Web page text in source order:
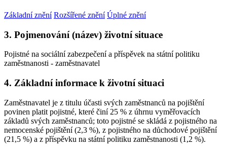
Základní znění Rozšířené znění Úplné znění
3. Pojmenování (název) životní situace
Pojistné na sociální zabezpečení a příspěvek na státní politiku
zaměstnanosti - zaměstnavatel
4. Základní informace k životní situaci
Zaměstnavatel je z titulu účasti svých zaměstnanců na pojištění
povinen platit pojistné, které činí 25 % z úhrnu vyměřovacích
základů svých zaměstnanců; toto pojistné se skládá z pojistného na
nemocenské pojištění (2,3 %), z pojistného na důchodové pojištění
(21,5 %) a z příspěvku na státní politiku zaměstnanosti (1,2 %).